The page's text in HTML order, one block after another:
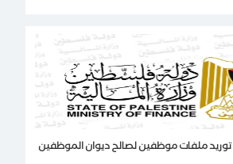
عطاء رقم 112 / 2023 توريد ملفات موظفين لصالح ديوان الموظفين